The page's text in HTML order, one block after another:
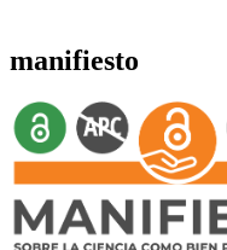
manifiesto